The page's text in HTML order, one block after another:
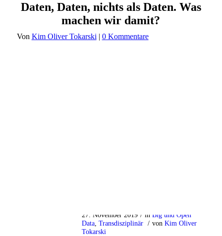
Daten, Daten, nichts als Daten. Was
machen wir damit?
Von Kim Oliver Tokarski | 0 Kommentare
27. November 2019 / in Big und Open
Data, Transdisziplinär / von Kim Oliver
Tokarski